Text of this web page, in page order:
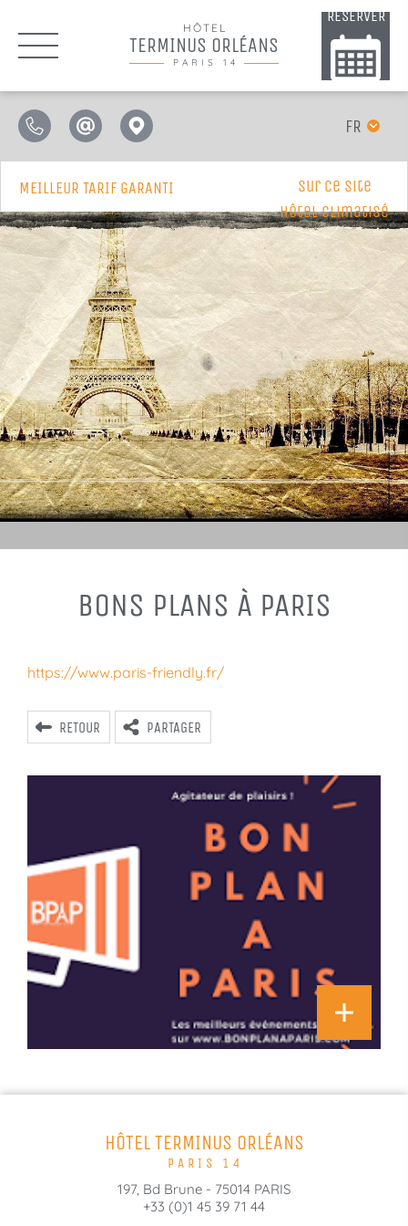
HÔTEL
TERMINUS ORLÉANS
PARIS 14
RÉSERVER
FR
MEILLEUR TARIF GARANTI
sur ce site
Hôtel Climatisé
BONS PLANS À PARIS
https://www.paris-friendly.fr/
RETOUR PARTAGER
HÔTEL TERMINUS ORLÉANS
PARIS 14
197, Bd Brune - 75014 PARIS
+33 (0)1 45 39 71 44